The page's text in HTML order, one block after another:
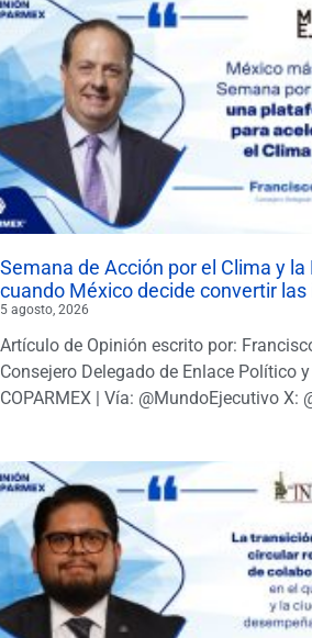
Semana de Acción por el Clima y
cuando México decide convertir las
5 agosto, 2026
Artículo de Opinión escrito por:
Consejero Delegado de Enlace Político
COPARMEX | Vía: @MundoEjecutivo X: